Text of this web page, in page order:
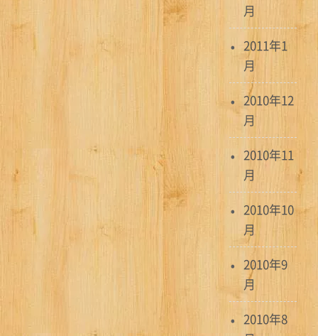
月
2011年1
月
2010年12
月
2010年11
月
2010年10
月
2010年9
月
2010年8